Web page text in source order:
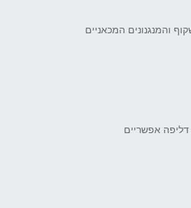
והמנגנונים המכאניים
דליפה אפשריים